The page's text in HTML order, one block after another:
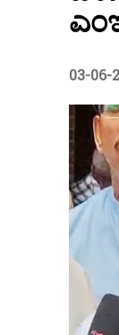
03-06-